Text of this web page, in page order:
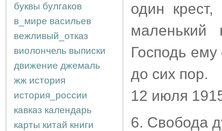
буквы булгаков
в_мире васильев
вежливый_отказ
виолончель выписки
движение джемаль
жж история
история_россии
кавказ календарь
карты китай книги
один
маленький
Господь ему
до сих пор.
12 июля
6. Свобода